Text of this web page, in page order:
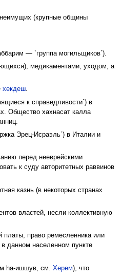
(крупные общины
— `группа могильщиков`).
медикаментами, уходом, а
хекдеш.
к справедливости`) в
Общество хахнасат калла
Эрец-Исраэль`) в Италии и
перед нееврейскими
к суду авторитетных раввинов
казнь (в некоторых странах
властей, несли коллективную
платы, право ремесленника или
данном населенном пункте
hа-ишшув, см.Херем), что